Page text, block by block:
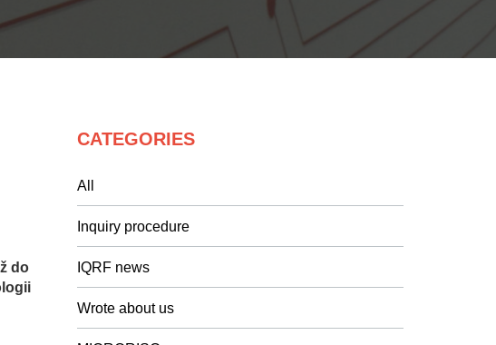
do
CATEGORIES
All
Inquiry procedure
IQRF news
Wrote about us